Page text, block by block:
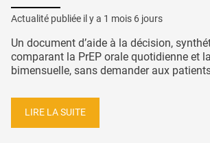
Actualité publiée il y a 1 mois 6 jours
Un document d’aide à la décision,
comparant la PrEP orale quotidienne et
bimensuelle, sans demander aux
LIRE LA SUITE